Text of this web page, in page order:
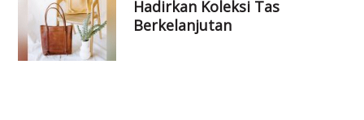
Hadirkan Koleksi Tas
Berkelanjutan